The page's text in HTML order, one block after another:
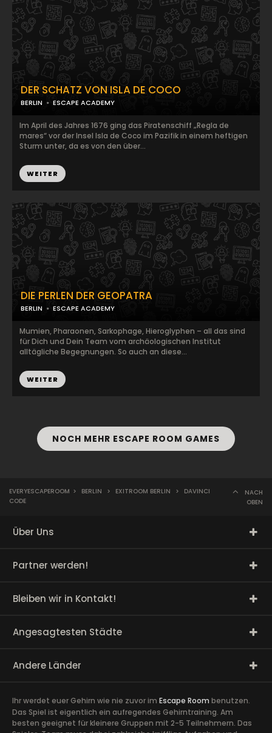
DER SCHATZ VON ISLA DE COCO
BERLIN ESCAPE ACADEMY
Im April des Jahres 1676 ging das Piratenschiff „Regla de
mares“ vor der Insel Isla de Coco im Pazifik in einem heftigen
Sturm unter, da es von den über...
WEITER
DIE PERLEN DER GEOPATRA
BERLIN ESCAPE ACADEMY
Mumien, Pharaonen, Sarkophage, Hieroglyphen – all das sind
für Dich und Dein Team vom archäologischen Institut
alltägliche Begegnungen. So auch an diese...
WEITER
NOCH MEHR ESCAPE ROOM GAMES
EVERYESCAPEROOM > BERLIN > EXITROOM BERLIN >
DAVINCI
CODE
NACH
OBEN
Über Uns
Partner werden!
Bleiben wir in Kontakt!
Angesagtesten Städte
Andere Länder
Ihr werdet euer Gehirn wie nie zuvor im Escape Room benutzen.
Das Spiel ist eigentlich ein aufregendes Gehirntraining. Am
besten geeignet für kleinere Gruppen mit 2-5 Teilnehmern. Das